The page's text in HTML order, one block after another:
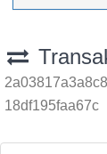
18df195faa67c